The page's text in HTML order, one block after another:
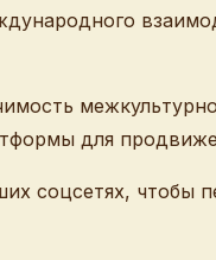
для
соцсетях, чтобы